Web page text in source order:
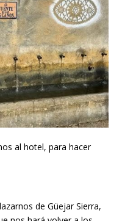
al hotel, para hacer
de Güejar Sierra,